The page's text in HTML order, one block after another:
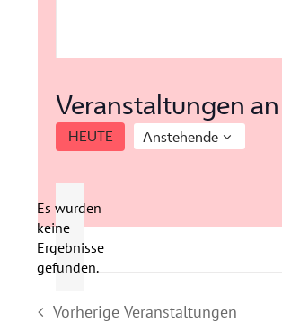
Veranstaltungen
Hinweis
Es wurden
keine
Ergebnisse
gefunden.
HEUTE Anstehende
Datum
Vorherige Veranstaltungen